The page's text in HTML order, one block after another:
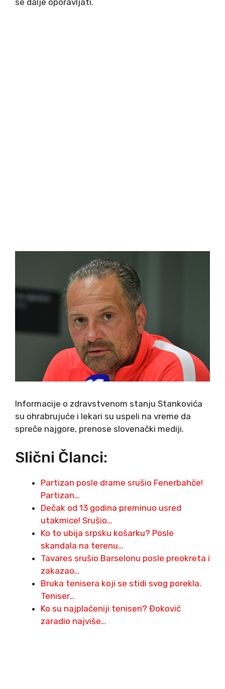
se dalje oporavljati.
Informacije o zdravstvenom stanju Stankovića
su ohrabrujuće i lekari su uspeli na vreme da
spreče najgore, prenose slovenački mediji.
Slični Članci:
Partizan posle drame srušio Fenerbahče!
Partizan…
Dečak od 13 godina preminuo usred
utakmice! Srušio…
Ko to ubija srpsku košarku? Posle
skandala na terenu…
Tavares srušio Barselonu posle preokreta i
zakazao…
Bruka tenisera koji se stidi svog porekla.
Teniser…
Ko su najplaćeniji teniseri? Đoković
zaradio najviše…